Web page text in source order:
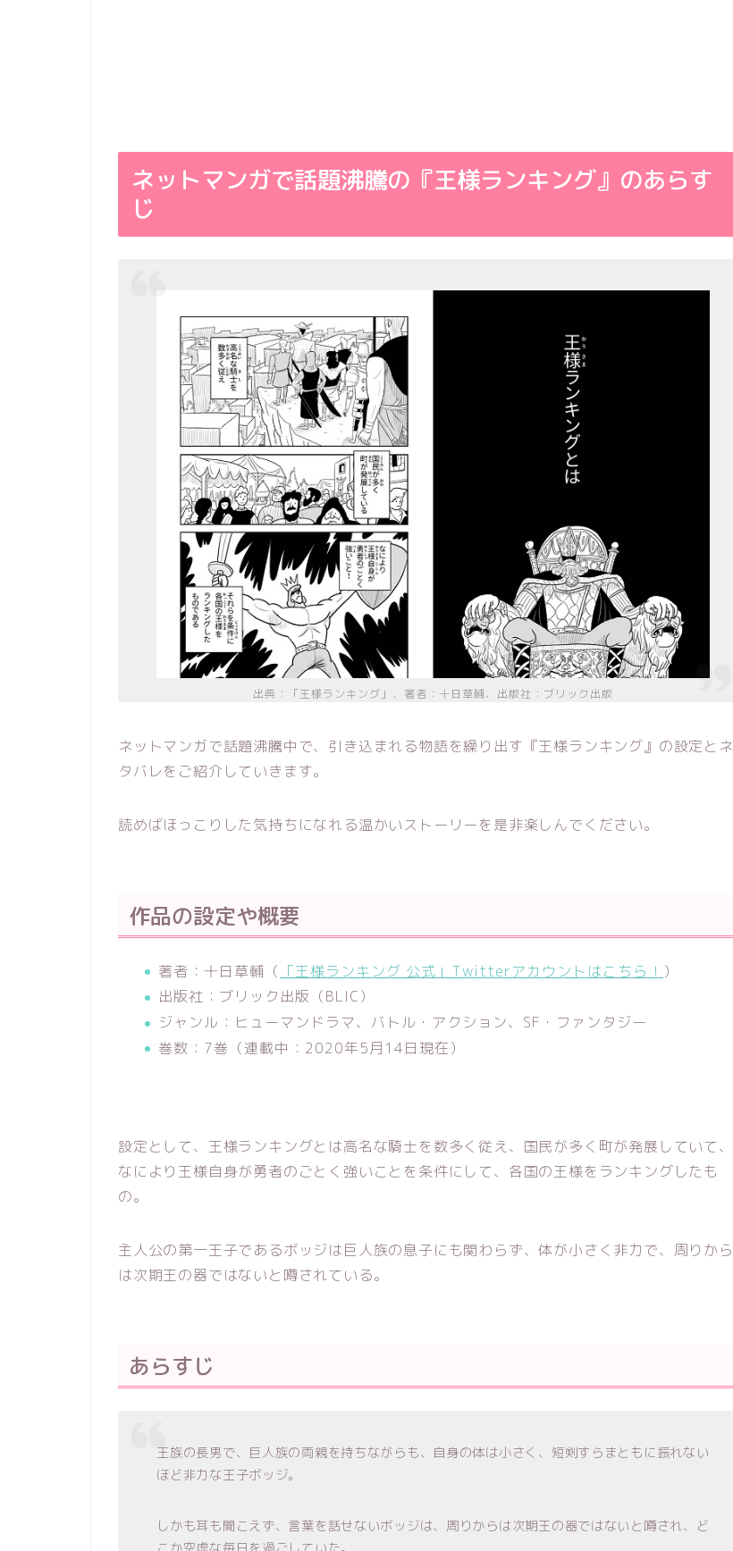
ネットマンガで話題沸騰の『王様ランキング』のあらす
じ
出典：「王様ランキング」、著者：十日草輔、出版社：ブリック出版
ネットマンガで話題沸騰中で、引き込まれる物語を繰り出す『王様ランキング』の設定とネ
タバレをご紹介していきます。
読めばほっこりした気持ちになれる温かいストーリーを是非楽しんでください。
作品の設定や概要
著者：十日草輔（ 「王様ランキング 公式」Twitterアカウントはこちら！ ）
出版社：ブリック出版（BLIC）
ジャンル：ヒューマンドラマ、バトル・アクション、SF・ファンタジー
巻数：7巻（連載中：2020年5月14日現在）
設定として、王様ランキングとは高名な騎士を数多く従え、国民が多く町が発展していて、
なにより王様自身が勇者のごとく強いことを条件にして、各国の王様をランキングしたも
の。
主人公の第一王子であるボッジは巨人族の息子にも関わらず、体が小さく非力で、周りから
は次期王の器ではないと噂されている。
あらすじ
王族の長男で、巨人族の両親を持ちながらも、自身の体は小さく、短剣すらまともに振れない
ほど非力な王子ボッジ。
しかも耳も聞こえず、言葉を話せないボッジは、周りからは次期王の器ではないと噂され、ど